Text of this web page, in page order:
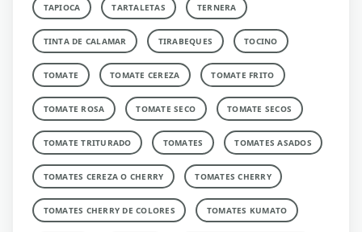
TAPIOCA TARTALETAS TERNERA
TINTA DE CALAMAR TIRABEQUES TOCINO
TOMATE TOMATE CEREZA TOMATE FRITO
TOMATE ROSA TOMATE SECO TOMATE SECOS
TOMATE TRITURADO TOMATES TOMATES ASADOS
TOMATES CEREZA O CHERRY TOMATES CHERRY
TOMATES CHERRY DE COLORES TOMATES KUMATO